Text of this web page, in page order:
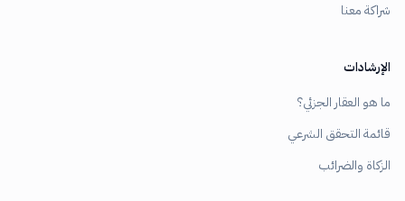
شراكة معنا
الإرشادات
ما هو العقار الجزئي؟
قائمة التحقق الشرعي
الزكاة والضرائب